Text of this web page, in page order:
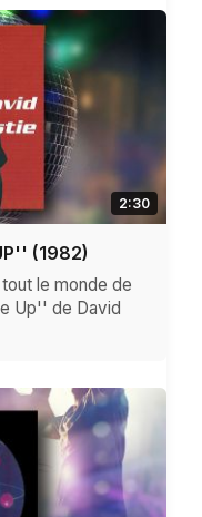
2:30
(1982)
le monde de
Up'' de David